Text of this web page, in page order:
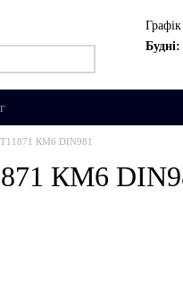
Будні:
КМ6 DIN981
КМ6